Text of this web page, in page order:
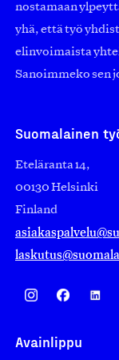
nostamaan
yhä, että työ
elinvoimaista
Sanoimmeko sen
Suomalainen
Eteläranta 14,
00130 Helsinki
Finland
Avainlippu